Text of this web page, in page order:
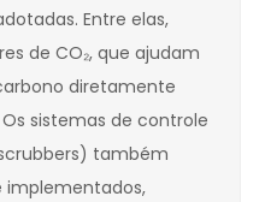
Entre elas,
de CO₂, que ajudam
diretamente
sistemas de controle
também